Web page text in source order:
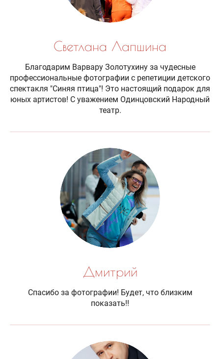
Светлана Лапшина
Благодарим Варвару Золотухину за чудесные
профессиональные фотографии с репетиции детского
спектакля "Синяя птица"! Это настоящий подарок для
юных артистов! С уважением Одинцовский Народный
театр.
Дмитрий
Спасибо за фотографии! Будет, что близким
показать!!